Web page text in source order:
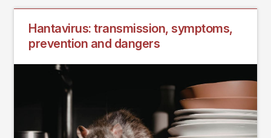
Hantavirus: transmission, symptoms,
prevention and dangers